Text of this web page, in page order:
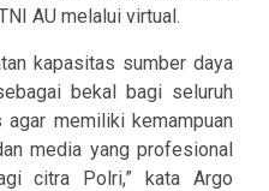
AU melalui virtual.
kapasitas sumber daya
bekal bagi seluruh
memiliki kemampuan
media yang profesional
citra Polri,” kata Argo